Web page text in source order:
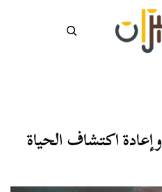
اكتشاف الحياة